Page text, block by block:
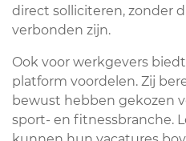
direct solliciteren, zonder
verbonden zijn.
Ook voor werkgevers
platform voordelen. Zij
bewust hebben gekozen
sport- en fitnessbranche.